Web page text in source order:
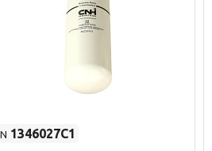
1346027C1